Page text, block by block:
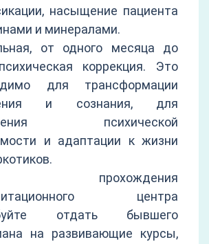
насыщение пациента
и минералами.
от одного месяца до
коррекция. Это
для трансформации
и сознания, для
психической
и адаптации к жизни
прохождения
центра
отдать бывшего
на развивающие курсы,